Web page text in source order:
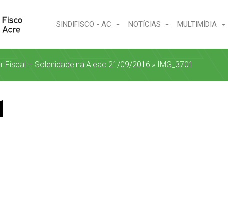
SINDIFISCO - AC NOTÍCIAS MULTIMÍDIA
Fiscal – Solenidade na Aleac 21/09/2016 » IMG_3701